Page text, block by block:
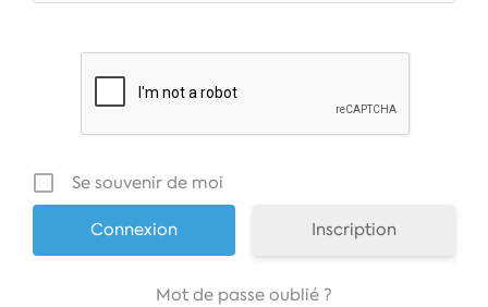
Se souvenir de moi
Inscription
Mot de passe oublié ?